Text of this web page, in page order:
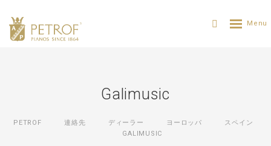
Galimusic
PETROF 連絡先 ディーラー ヨーロッパ
スペイン
GALIMUSIC